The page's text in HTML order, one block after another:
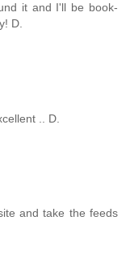
it and I'll be book-
D.
.. D.
and take the feeds